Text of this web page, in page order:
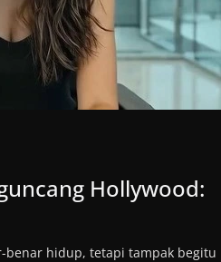
Hollywood:
benar hidup, tetapi tampak